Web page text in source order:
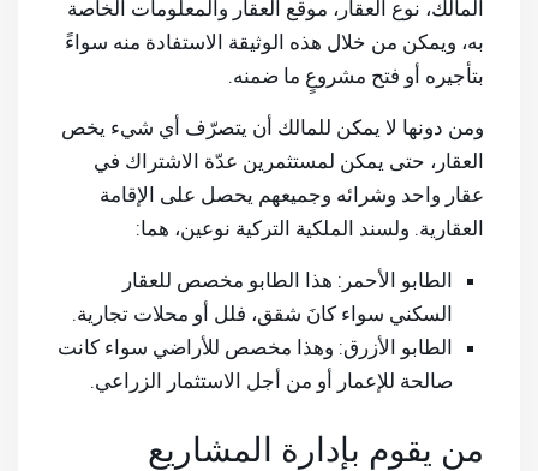
المالك، نوع العقار، موقع العقار والمعلومات الخاصة
به، ويمكن من خلال هذه الوثيقة الاستفادة منه سواءً
بتأجيره أو فتح مشروعٍ ما ضمنه.
ومن دونها لا يمكن للمالك أن يتصرّف أي شيء يخص
العقار، حتى يمكن لمستثمرين عدّة الاشتراك في
عقار واحد وشرائه وجميعهم يحصل على الإقامة
العقارية. ولسند الملكية التركية نوعين، هما:
الطابو الأحمر: هذا الطابو مخصص للعقار
السكني سواء كانَ شقق، فلل أو محلات تجارية.
الطابو الأزرق: وهذا مخصص للأراضي سواء كانت
صالحة للإعمار أو من أجل الاستثمار الزراعي.
من يقوم بإدارة المشاريع